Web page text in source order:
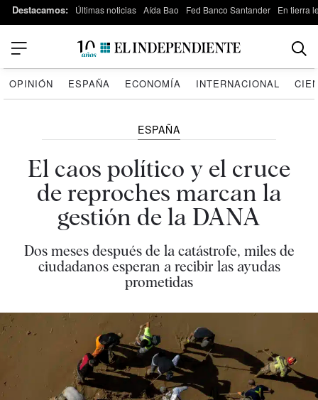
Destacamos: Últimas noticias Aída Bao Fed Banco Santander En tierra
OPINIÓN ESPAÑA ECONOMÍA INTERNACIONAL
ESPAÑA
El caos político y el cruce
de reproches marcan la
gestión de la DANA
Dos meses después de la catástrofe, miles de
ciudadanos esperan a recibir las ayudas
prometidas